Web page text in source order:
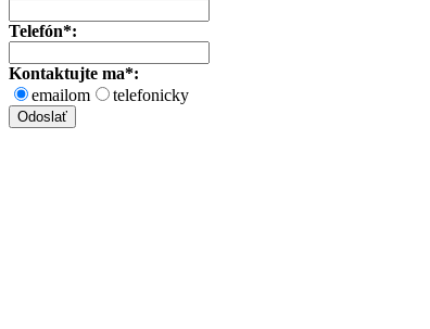
Telefón*:
Kontaktujte ma*:
emailom
telefonicky